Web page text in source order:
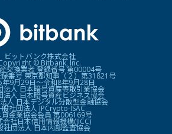
ビットバンク株式会社
© Bitbank, Inc.
交換業者 登録番号 第00004号
番号 東京都知事（２）第31821号
年9月29日〜令和8年9月28日
法人 日本暗号資産等取引業協会
法人 日本暗号資産ビジネス協会
人 日本デジタル分散型金融協会
般社団法人 JPCrypto-ISAC
貸金業協会会員 第006169号
会社日本信用情報機構(JICC)
社団法人 日本内部監査協会